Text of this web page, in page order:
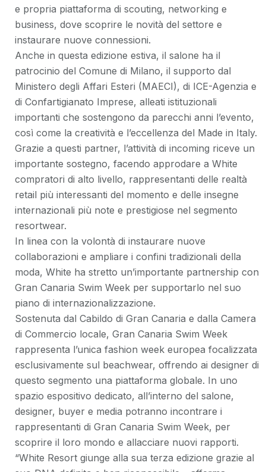
e propria piattaforma di scouting, networking e
business, dove scoprire le novità del settore e
instaurare nuove connessioni.
Anche in questa edizione estiva, il salone ha il
patrocinio del Comune di Milano, il supporto dal
Ministero degli Affari Esteri (MAECI), di ICE-Agenzia e
di Confartigianato Imprese, alleati istituzionali
importanti che sostengono da parecchi anni l’evento,
così come la creatività e l’eccellenza del Made in Italy.
Grazie a questi partner, l’attività di incoming riceve un
importante sostegno, facendo approdare a White
compratori di alto livello, rappresentanti delle realtà
retail più interessanti del momento e delle insegne
internazionali più note e prestigiose nel segmento
resortwear.
In linea con la volontà di instaurare nuove
collaborazioni e ampliare i confini tradizionali della
moda, White ha stretto un’importante partnership con
Gran Canaria Swim Week per supportarlo nel suo
piano di internazionalizzazione.
Sostenuta dal Cabildo di Gran Canaria e dalla Camera
di Commercio locale, Gran Canaria Swim Week
rappresenta l’unica fashion week europea focalizzata
esclusivamente sul beachwear, offrendo ai designer di
questo segmento una piattaforma globale. In uno
spazio espositivo dedicato, all’interno del salone,
designer, buyer e media potranno incontrare i
rappresentanti di Gran Canaria Swim Week, per
scoprire il loro mondo e allacciare nuovi rapporti.
“White Resort giunge alla sua terza edizione grazie al